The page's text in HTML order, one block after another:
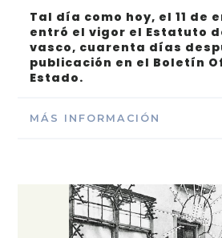
Tal día como hoy, el 11 de
entró el vigor el Estatuto
vasco, cuarenta días
publicación en el Boletín
Estado.
MÁS INFORMACIÓN